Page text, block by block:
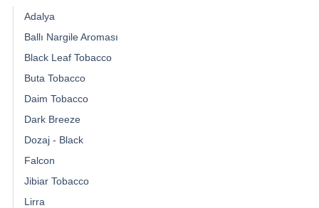
Adalya
Ballı Nargile Aroması
Black Leaf Tobacco
Buta Tobacco
Daim Tobacco
Dark Breeze
Dozaj - Black
Falcon
Jibiar Tobacco
Lirra